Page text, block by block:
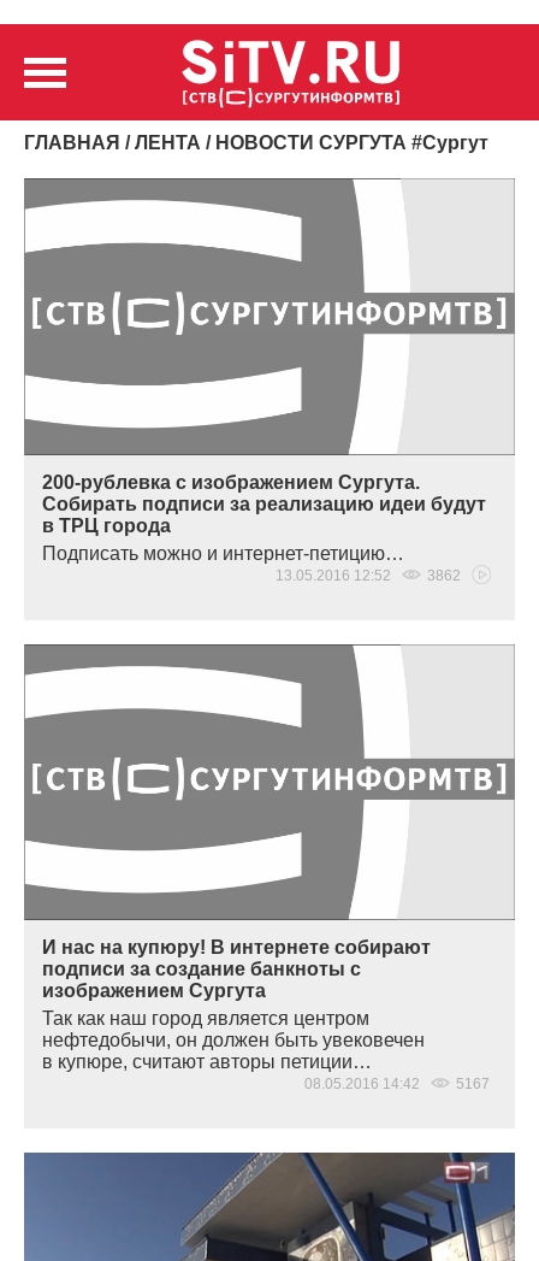
ГЛАВНАЯ /ЛЕНТА / НОВОСТИ СУРГУТА #Сургут
200-рублевка с изображением Сургута.
Собирать подписи за реализацию идеи будут
в ТРЦ города
Подписать можно и интернет-петицию…
13.05.2016 12:52 3862
И нас на купюру! В интернете собирают
подписи за создание банкноты с
изображением Сургута
Так как наш город является центром
нефтедобычи, он должен быть увековечен
в купюре, считают авторы петиции…
08.05.2016 14:42 5167